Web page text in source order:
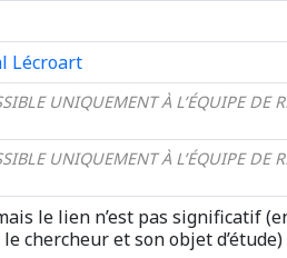
Lécroart
UNIQUEMENT À L’ÉQUIPE DE
UNIQUEMENT À L’ÉQUIPE DE
le lien n’est pas significatif
chercheur et son objet d’étude)